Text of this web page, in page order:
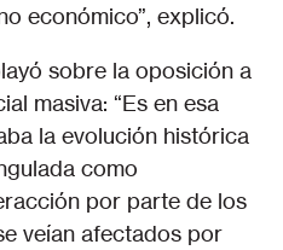
económico”, explicó.
sobre la oposición a
masiva: “Es en esa
la evolución histórica
como
por parte de los
veían afectados por